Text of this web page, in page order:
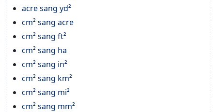
acre sang yd²
cm² sang acre
cm² sang ft²
cm² sang ha
cm² sang in²
cm² sang km²
cm² sang mi²
cm² sang mm²